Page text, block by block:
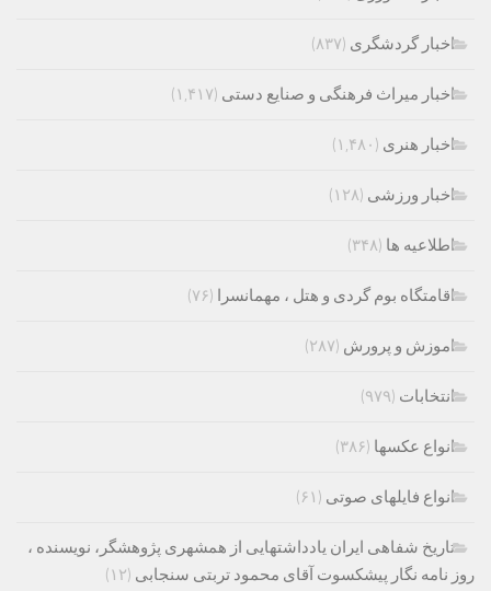
اخبار گردشگری (۸۳۷)
اخبار میراث فرهنگی و صنایع دستی (۱,۴۱۷)
اخبار هنری (۱,۴۸۰)
اخبار ورزشی (۱۲۸)
اطلاعیه ها (۳۴۸)
اقامتگاه بوم گردی و هتل ، مهمانسرا (۷۶)
اموزش و پرورش (۲۸۷)
انتخابات (۹۷۹)
انواع عکسها (۳۸۶)
انواع فایلهای صوتی (۶۱)
تاریخ شفاهی ایران یادداشتهایی از همشهری پژوهشگر، نویسنده ،
روز نامه نگار پیشکسوت آقای محمود تربتی سنجابی (۱۲)